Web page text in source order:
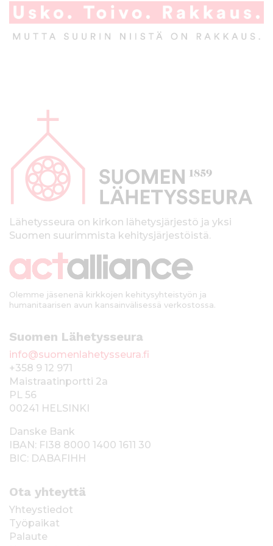
p
kLähetysseura on kirkon lähetysjärjestö ja yksi
Suomen suurimmista kehitysjärjestöistä.
Olemme jäsenenä kirkkojen kehitysyhteistyön ja
humanitaarisen avun kansainvälisessä verkostossa.
Suomen Lähetysseura
info@suomenlahetysseura.fi
+358 9 12 971
Maistraatinportti 2a
PL 56
00241 HELSINKI
Danske Bank
IBAN: FI38 8000 1400 1611 30
BIC: DABAFIHH
Ota yhteyttä
Yhteystiedot
Työpaikat
Palaute